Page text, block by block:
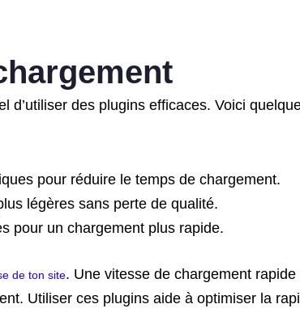
d’utiliser des plugins efficaces. Voici
pour réduire le temps de chargement.
légères sans perte de qualité.
pour un chargement plus rapide.
de ton site. Une vitesse de chargement rapide
Utiliser ces plugins aide à optimiser la